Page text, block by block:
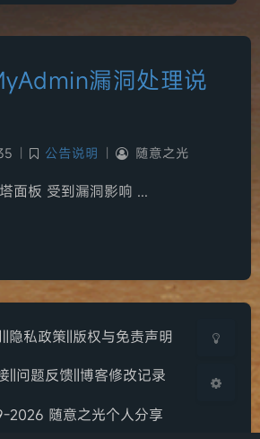
关闭 暗化
漏洞处理说
| 公告说明 | 随意之光
面板 受到漏洞影响 ...
‖隐私政策‖版权与免责声明
‖问题反馈‖博客修改记录
2026 随意之光个人分享